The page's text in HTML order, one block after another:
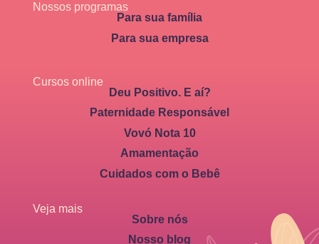
Nossos programas
Para sua família
Para sua empresa
Cursos online
Deu Positivo. E aí?
Paternidade Responsável
Vovó Nota 10
Amamentação
Cuidados com o Bebê
Veja mais
Sobre nós
Nosso blog